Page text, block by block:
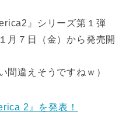
』シリーズ第１弾
月７日（金）から発売開
間違えそうですねｗ）
2』を発表！